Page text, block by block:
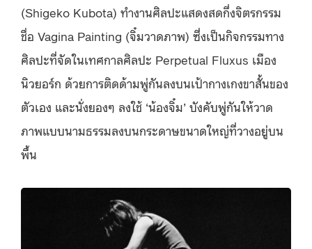
(Shigeko Kubota) ทำงานศิลปะแสดงสดกึ่งจิตรกรรม
ชื่อ Vagina Painting (จิ๋มวาดภาพ) ซึ่งเป็นกิจกรรมทาง
ศิลปะที่จัดในเทศกาลศิลปะ Perpetual Fluxus เมือง
นิวยอร์ก ด้วยการติดด้ามพู่กันลงบนเป้ากางเกงขาสั้นของ
ตัวเอง และนั่งยองๆ ลงใช้ ‘น้องจิ๋ม’ บังคับพู่กันให้วาด
ภาพแบบนามธรรมลงบนกระดาษขนาดใหญ่ที่วางอยู่บน
พื้น